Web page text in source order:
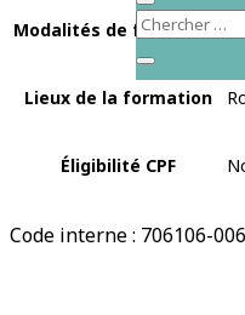
Modalités de formation
Lieux de la formation
Éligibilité CPF
Code interne : 706106-006